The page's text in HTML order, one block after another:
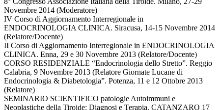
Novembre 2014 (Moderatore)
IV Corso di Aggiornamento Interregionale in
ENDOCRINOLOGIA CLINICA. Siracusa, 14-15 Novembre 2014
(Relatore/Docente)
II Corso di Aggiornamento Interregionale in ENDOCRINOLOGIA
CLINICA. Enna, 29 e 30 Novembre 2013 (Relatore/Docente)
CORSO RESIDENZIALE “Endocrinologia dello Stretto”. Reggio
Calabria, 9 Novembre 2013 (Relatore Giornate Lucane di
Endocrinologia & Diabetologia”. Potenza, 11 e 12 Ottobre 2013
(Relatore)
SEMINARIO SCIENTIFICO patologie Autoimmuni e
Neoplastiche della Tiroide: Diagnosi e Terapia. CATANZARO 17